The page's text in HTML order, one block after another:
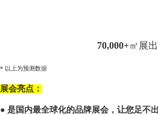
70,000+㎡展
* 以上为预测数据
展会亮点：
● 是国内最全球化的品牌展会，让您足不